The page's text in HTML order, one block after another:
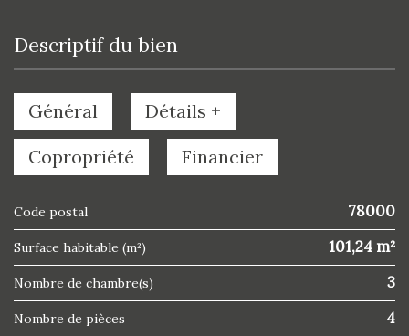
descriptif du bien
Général
Détails +
Copropriété
Financier
Code postal 78000
Surface habitable (m²) 101,24 m²
Nombre de chambre(s) 3
Nombre de pièces 4